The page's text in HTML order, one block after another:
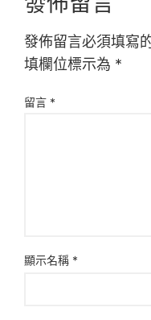
發佈留言必須填寫
填欄位標示為 *
留言 *
顯示名稱 *